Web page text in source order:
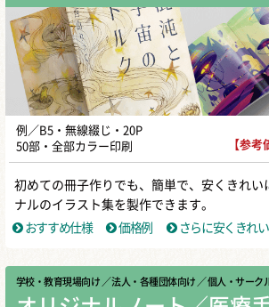
例／B5・無線綴じ・20P
50部・全部カラー印刷
【参考
初めての冊子作りでも、簡単で、安くきれい
ナルのイラスト集を製作できます。
おすすめ仕様
価格例 さらに安くきれい
学校・教育現場向け ／ 法人・各種団体向け ／ 個人・サーク